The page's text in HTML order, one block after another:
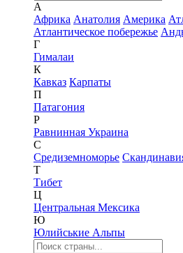
А
Африка Анатолия Америка
Атлантическое побережье
Г
Гималаи
К
Кавказ Карпаты
П
Патагония
Р
Равнинная Украина
С
Средиземноморье
Т
Тибет
Ц
Центральная Мексика
Ю
Юлийськие Альпы